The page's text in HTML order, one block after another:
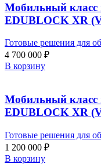
Мобильный класс
EDUBLOCK XR
Готовые решения для
4 700 000 ₽
В корзину
Мобильный класс
EDUBLOCK XR
Готовые решения для
1 200 000 ₽
В корзину